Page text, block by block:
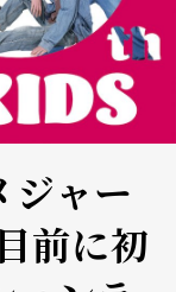
ャー
前に初